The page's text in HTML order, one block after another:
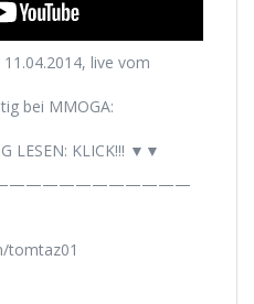
live vom
bei MMOGA:
LESEN: KLICK!!! ▼▼
tomtaz01